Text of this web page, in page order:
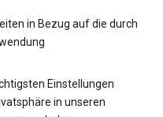
in Bezug auf die durch
Einstellungen
in unseren